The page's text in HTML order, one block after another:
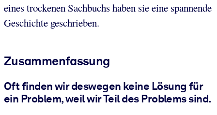
eines trockenen Sachbuchs haben sie eine spannende
Geschichte geschrieben.
Zusammenfassung
Oft finden wir deswegen keine Lösung für
ein Problem, weil wir Teil des Problems sind.